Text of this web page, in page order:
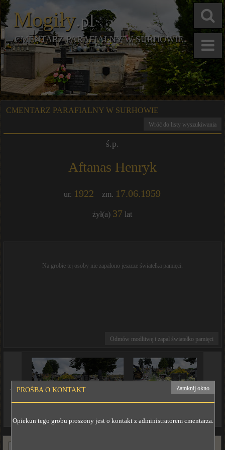
Mogiły.pl
CMENTARZ PARAFIALNY W SURHOWIE
PROŚBA O KONTAKT Zamknij okno
Opiekun tego grobu proszony jest o kontakt z administratorem cmentarza.
CMENTARZ PARAFIALNY W SURHOWIE
Wróć do listy wyszukiwania
ś.p.
Aftanas Henryk
ur. 1922 zm. 17.06.1959
żył(a) 37 lat
Na grobie tej osoby nie zapalono jeszcze światełka pamięci.
Odmów modlitwę i zapal światełko pamięci
◄ ►